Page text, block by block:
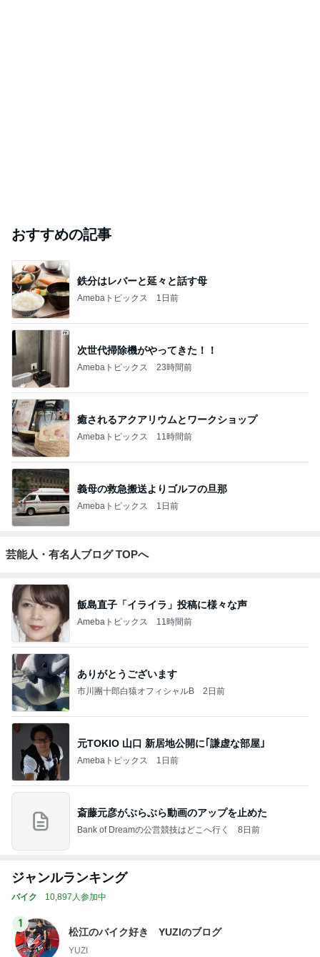
おすすめの記事
鉄分はレバーと延々と話す母
Amebaトピックス 1日前
次世代掃除機がやってきた！！
Amebaトピックス 23時間前
癒されるアクアリウムとワークショップ
Amebaトピックス 11時間前
義母の救急搬送よりゴルフの旦那
Amebaトピックス 1日前
芸能人・有名人ブログ TOPへ
飯島直子「イライラ」投稿に様々な声
Amebaトピックス 11時間前
ありがとうございます
市川團十郎白猿オフィシャルB 2日前
元TOKIO 山口 新居地公開に｢謙虚な部屋｣
Amebaトピックス 1日前
斎藤元彦がぶらぶら動画のアップを止めた
Bank of Dreamの公営競技はどこへ行く 8日前
ジャンルランキング
バイク 10,897人参加中
1
松江のバイク好き YUZIのブログ
YUZI